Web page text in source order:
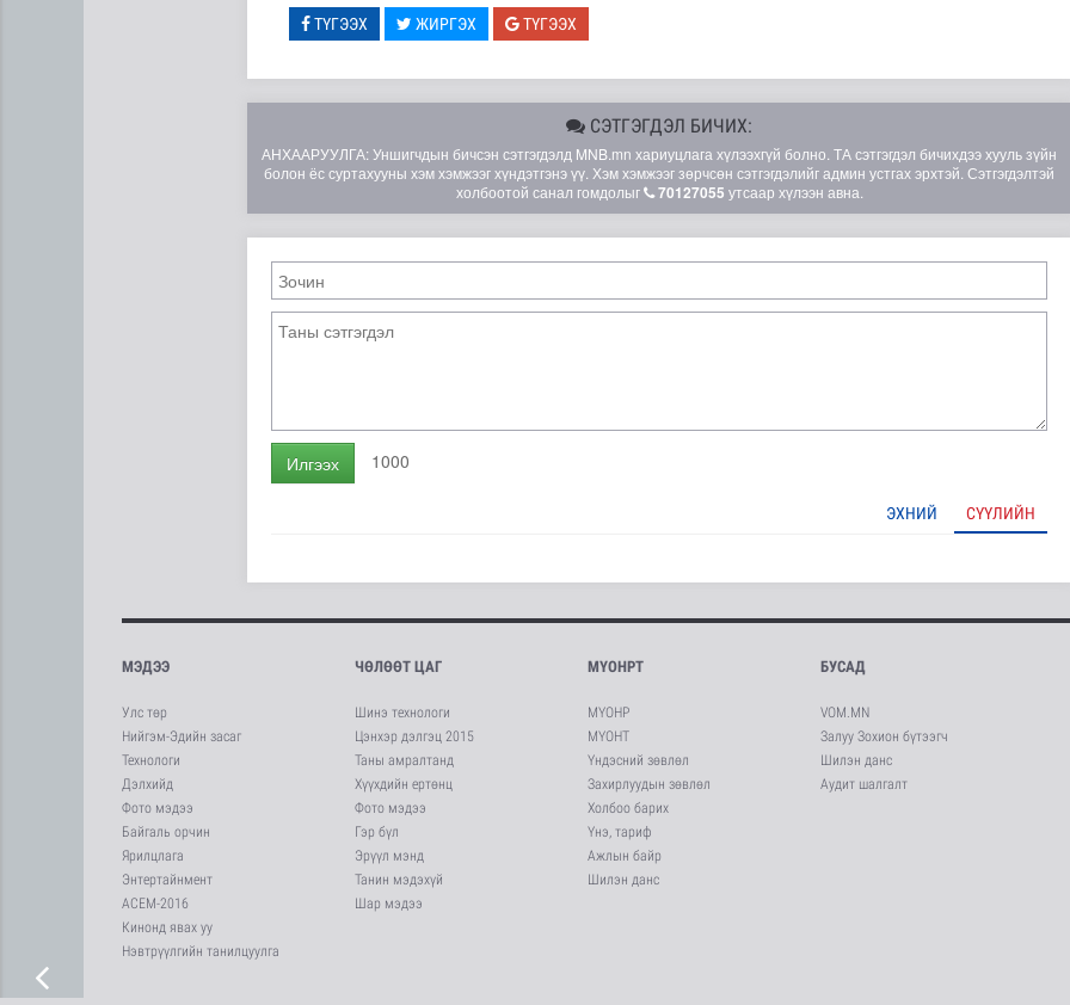
ТҮГЭЭХ ЖИРГЭХ ТҮГЭЭХ
СЭТГЭГДЭЛ БИЧИХ:
АНХААРУУЛГА: Уншигчдын бичсэн сэтгэгдэлд MNB.mn хариуцлага хүлээхгүй болно. ТА сэтгэгдэл бичихдээ хууль зүйн
болон ёс суртахууны хэм хэмжээг хүндэтгэнэ үү. Хэм хэмжээг зөрчсөн сэтгэгдэлийг админ устгах эрхтэй. Сэтгэгдэлтэй
холбоотой санал гомдолыг
70127055 утсаар хүлээн авна.
Илгээх 1000
ЭХНИЙ СҮҮЛИЙН
МЭДЭЭ
Улс төр
Нийгэм-Эдийн засаг
Технологи
Дэлхийд
Фото мэдээ
Байгаль орчин
Ярилцлага
Энтертайнмент
АСЕМ-2016
Кинонд явах уу
Нэвтрүүлгийн танилцуулга
ЧӨЛӨӨТ ЦАГ
Шинэ технологи
Цэнхэр дэлгэц 2015
Таны амралтанд
Хүүхдийн ертөнц
Фото мэдээ
Гэр бүл
Эрүүл мэнд
Танин мэдэхүй
Шар мэдээ
МҮОНРТ
МҮОНР
МҮОНТ
Үндэсний зөвлөл
Захирлуудын зөвлөл
Холбоо барих
Үнэ, тариф
Ажлын байр
Шилэн данс
БУСАД
VOM.MN
Залуу Зохион бүтээгч
Шилэн данс
Аудит шалгалт